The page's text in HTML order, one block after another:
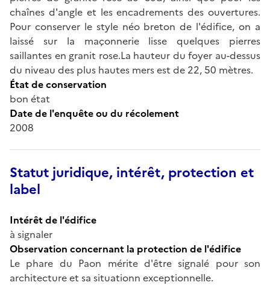
chaînes d'angle et les encadrements des ouvertures.
Pour conserver le style néo breton de l'édifice, on a
laissé sur la maçonnerie lisse quelques pierres
saillantes en granit rose.La hauteur du foyer au-dessus
du niveau des plus hautes mers est de 22, 50 mètres.
État de conservation
bon état
Date de l'enquête ou du récolement
2008
Statut juridique, intérêt, protection et
label
Intérêt de l'édifice
à signaler
Observation concernant la protection de l'édifice
Le phare du Paon mérite d'être signalé pour son
architecture et sa situationn exceptionnelle.